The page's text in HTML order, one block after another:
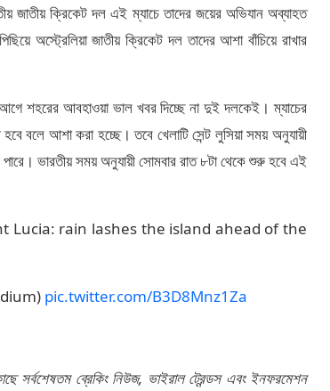
জাতীয় ক্রিকেট দল এই ম্যাচে তাদের জয়ের অভিযান অব্যাহত
অস্ট্রেলিয়া জাতীয় ক্রিকেট দল তাদের আশা বাঁচিয়ে রাখার
শহরের আবহাওয়া ভাল খবর দিচ্ছে না দুই দলকেই। ম্যাচের
হবে বলে আশা করা হচ্ছে। তবে খেলাটি সেন্ট লুসিয়া সময় অনুযায়ী
ভারতীয় সময় অনুযায়ী সোমবার রাত ৮টা থেকে শুরু হবে এই
Lucia: rain lashes the island ahead of the
pic.twitter.com/B3D8Mnz1Za
সর্বশেষতম ব্রেকিং নিউজ, ভাইরাল ট্রেন্ডস এবং ইনফরমেশন